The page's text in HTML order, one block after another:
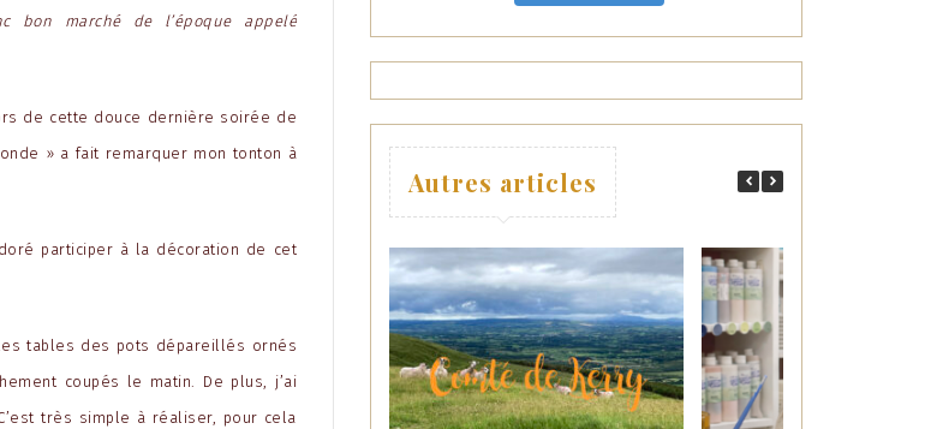
bon marché de l’époque appelé
de cette douce dernière soirée de
» a fait remarquer mon tonton à
participer à la décoration de cet
tables des pots dépareillés ornés
coupés le matin. De plus, j’ai
très simple à réaliser, pour cela
Autres articles